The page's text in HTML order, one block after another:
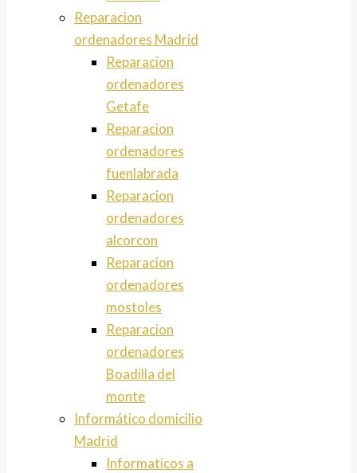
Reparacion
ordenadores Madrid
Reparacion
ordenadores
Getafe
Reparacion
ordenadores
fuenlabrada
Reparacion
ordenadores
alcorcon
Reparacion
ordenadores
mostoles
Reparacion
ordenadores
Boadilla del
monte
Informático domicilio
Madrid
Informaticos a